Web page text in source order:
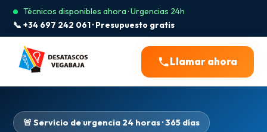
Técnicos disponibles ahora · Urgencias 24h
📞 +34 697 242 061 · Presupuesto gratis
Llamar ahora
🚨 Servicio de urgencia 24 horas · 365 días